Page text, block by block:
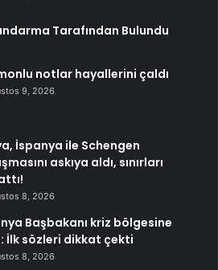
Tarafından Bulundu
notlar hayallerini çaldı
9, 2026
İspanya ile Schengen
askıya aldı, sınırları
8, 2026
Başbakanı kriz bölgesine
İlk sözleri dikkat çekti
8, 2026